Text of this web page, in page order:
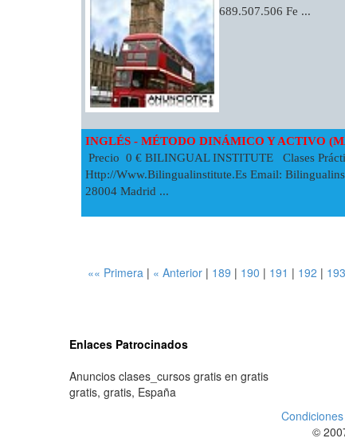
689.507.506 Fe ...
INGLÉS - MÉTODO DINÁMICO Y ACTIVO
Precio 0 € BILINGUAL INSTITUTE Clases
Http://www.bilingualinstitute.es Email:
28004 Madrid ...
«« Primera | « Anterior | 189 | 190 | 191 | 192 | 193
Enlaces Patrocinados
Anuncios clases_cursos gratis en gratis
gratis, gratis, España
©